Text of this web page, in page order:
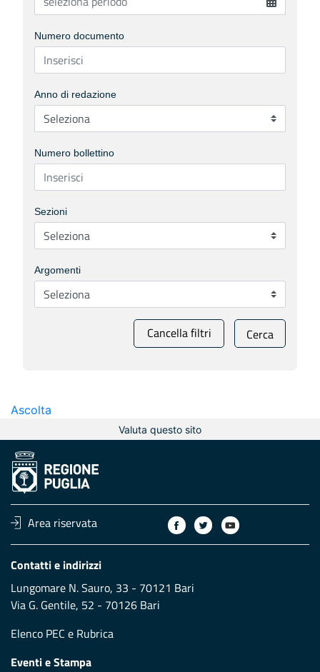
Numero documento
Anno di redazione
Numero bollettino
Sezioni
Argomenti
Cancella filtri Cerca
Ascolta
Valuta questo sito
Area riservata
Contatti e indirizzi
Lungomare N. Sauro, 33 - 70121 Bari
Via G. Gentile, 52 - 70126 Bari
Elenco PEC e Rubrica
Eventi e Stampa